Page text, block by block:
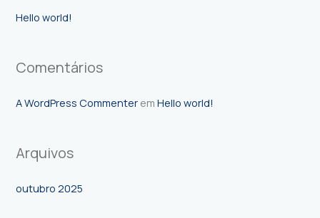
i
a
p
Hello world!
Comentários
A WordPress Commenter emHello world!
Arquivos
outubro 2025